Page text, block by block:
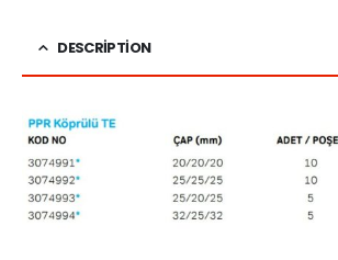
DESCRIPTION